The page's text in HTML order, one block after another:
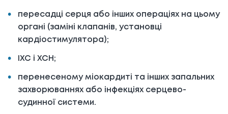
пересадці серця або інших операціях на цьому
органі (заміні клапанів, установці
кардіостимулятора);
ІХС і ХСН;
перенесеному міокардиті та інших запальних
захворюваннях або інфекціях серцево-
судинної системи.